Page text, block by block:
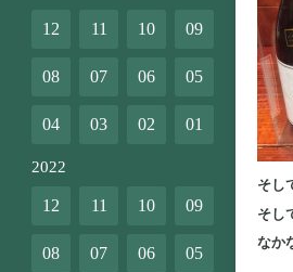
そし
そし
なか
12 11 10 09
08 07 06 05
04 03 02 01
2022
12 11 10 09
08 07 06 05